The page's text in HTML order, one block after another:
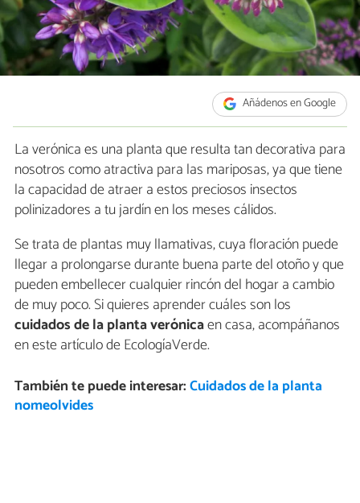
Añádenos en Google
La verónica es una planta que resulta tan decorativa para
nosotros como atractiva para las mariposas, ya que tiene
la capacidad de atraer a estos preciosos insectos
polinizadores a tu jardín en los meses cálidos.
Se trata de plantas muy llamativas, cuya floración puede
llegar a prolongarse durante buena parte del otoño y que
pueden embellecer cualquier rincón del hogar a cambio
de muy poco. Si quieres aprender cuáles son los
cuidados de la planta verónicaen casa, acompáñanos
en este artículo de EcologíaVerde.
También te puede interesar:Cuidados de la planta
nomeolvides